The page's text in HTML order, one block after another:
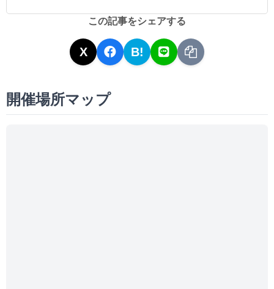
この記事をシェアする
X B!
開催場所マップ